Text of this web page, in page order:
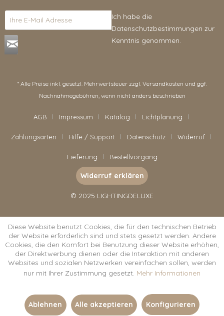
Ich habe die
Datenschutzbestimmungen zur
Kenntnis genommen.
* Alle Preise inkl. gesetzl. Mehrwertsteuer zzgl. Versandkosten und ggf.
Nachnahmegebühren, wenn nicht anders beschrieben
AGB Impressum Katalog Lichtplanung
Zahlungsarten Hilfe / Support Datenschutz Widerruf
Lieferung Bestellvorgang
Widerruf erklären
© 2025 LIGHTINGDELUXE
Diese Website benutzt Cookies, die für den technischen Betrieb
der Website erforderlich sind und stets gesetzt werden. Andere
Cookies, die den Komfort bei Benutzung dieser Website erhöhen,
der Direktwerbung dienen oder die Interaktion mit anderen
Websites und sozialen Netzwerken vereinfachen sollen, werden
nur mit Ihrer Zustimmung gesetzt. Mehr Informationen
Ablehnen Alle akzeptieren Konfigurieren